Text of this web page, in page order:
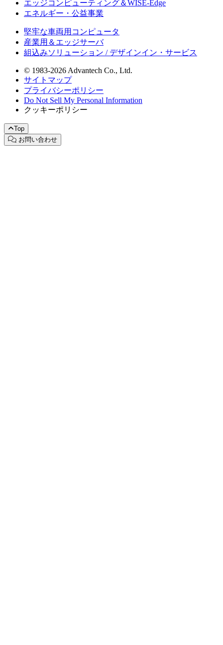
エッジコンピューティング＆WISE-Edge
エネルギー・公益事業
堅牢な車両用コンピュータ
産業用＆エッジサーバ
組込みソリューション / デザインイン・サービス
© 1983-2026 Advantech Co., Ltd.
サイトマップ
プライバシーポリシー
Do Not Sell My Personal Information
クッキーポリシー
Top
お問い合わせ